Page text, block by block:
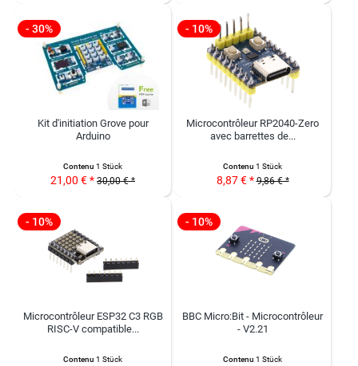
- 30%
Kit d'initiation Grove pour
Arduino
Contenu 1 Stück
21,00 € * 30,00 € *
- 10%
Microcontrôleur RP2040-Zero
avec barrettes de...
Contenu 1 Stück
8,87 € * 9,86 € *
- 10%
Microcontrôleur ESP32 C3 RGB
RISC-V compatible...
Contenu 1 Stück
- 10%
BBC Micro:Bit - Microcontrôleur
- V2.21
Contenu 1 Stück